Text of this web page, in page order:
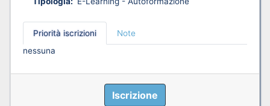
Priorità iscrizioni
Note
nessuna
Iscrizione